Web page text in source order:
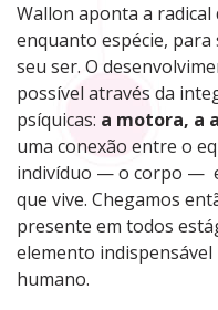
Wallon aponta a
enquanto espécie,
seu ser. O
possível através da
psíquicas: a motora, a
uma conexão entre o
indivíduo — o corpo —
que vive. Chegamos
presente em todos
elemento
humano.